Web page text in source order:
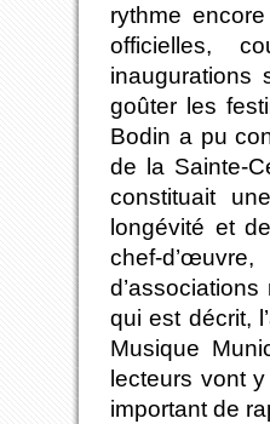
rythme
officielles,
inaugurations
goûter les
Bodin a pu
de la Sainte-
constituait
longévité et
chef-
qui est décrit,
Musique
lecteurs vont
important de